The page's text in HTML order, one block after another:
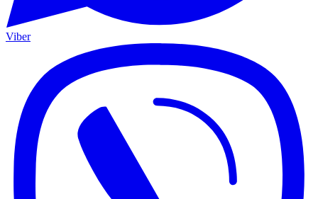
Viber